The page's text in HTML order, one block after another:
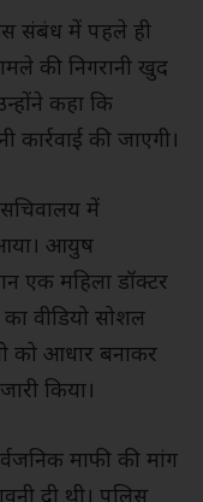
संबंध में पहले ही
की निगरानी खुद
कहा कि
कार्रवाई की जाएगी।
में
आयुष
एक महिला डॉक्टर
वीडियो सोशल
को आधार बनाकर
किया।
माफी की मांग